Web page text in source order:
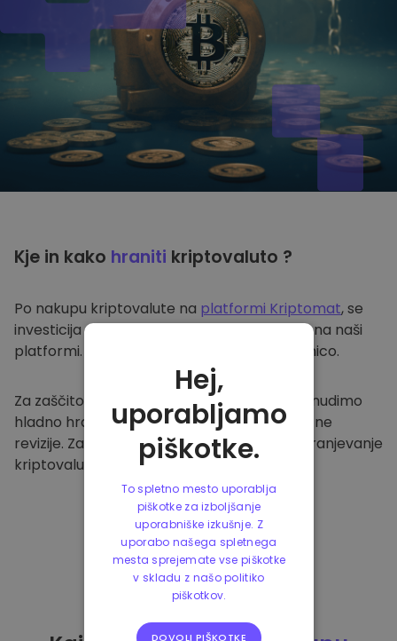
Kje in kako hraniti kriptovaluto ?
Po nakupu kriptovalute na platformi Kriptomat, se
investicija prenese v vašo varno denarnico na naši
platformi. Vsak uporabnik ima svojo denarnico.
Za zaščito naših strank in njihovih sredstev nudimo
hladno hrambo ter redno izvajamo varnostne
revizije. Zato je naša platforma varna za shranjevanje
kriptovalute in ostalih kripto naložb.
Hej,
uporabljamo
piškotke.
To spletno mesto uporablja
piškotke za izboljšanje
uporabniške izkušnje. Z
uporabo našega spletnega
mesta sprejemate vse piškotke
v skladu z našo politiko
piškotkov.
DOVOLI PIŠKOTKE